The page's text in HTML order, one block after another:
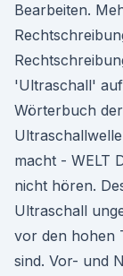
Bearbeiten.
'Ultraschall'
Wörterbuch
macht - WELT
nicht hören.
Ultraschall
vor den hohen
sind. Vor- und